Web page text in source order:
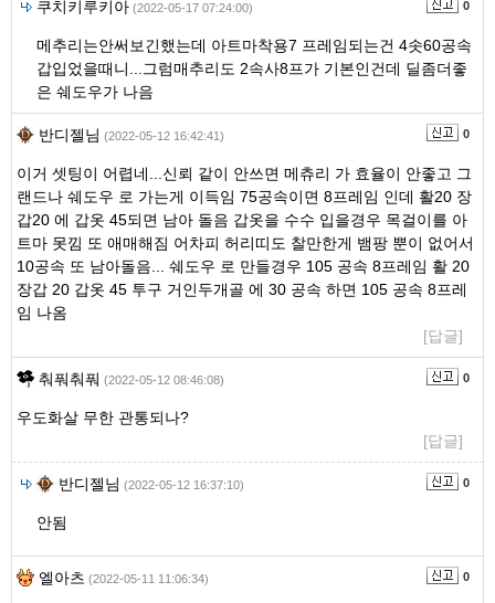
쿠치키루키아 (2022-05-17 07:24:00) 0
메추리는안써보긴했는데 아트마착용7 프레임되는건 4솟60공속
갑입었을때니...그럼매추리도 2속사8프가 기본인건데 딜좀더좋
은 쉐도우가 나음
반디젤님 (2022-05-12 16:42:41) 0
이거 셋팅이 어렵네...신뢰 같이 안쓰면 메츄리 가 효율이 안좋고 그
랜드나 쉐도우 로 가는게 이득임 75공속이면 8프레임 인데 활20 장
갑20 에 갑옷 45되면 남아 돌음 갑옷을 수수 입을경우 목걸이를 아
트마 못낌 또 애매해짐 어차피 허리띠도 찰만한게 뱀팡 뿐이 없어서
10공속 또 남아돌음... 쉐도우 로 만들경우 105 공속 8프레임 활 20
장갑 20 갑옷 45 투구 거인두개골 에 30 공속 하면 105 공속 8프레
임 나옴
[답글]
춰풔춰풔 (2022-05-12 08:46:08) 0
우도화살 무한 관통되나?
[답글]
반디젤님 (2022-05-12 16:37:10) 0
안됨
엘아츠 (2022-05-11 11:06:34) 0